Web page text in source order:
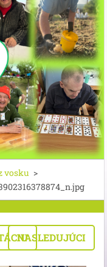
vosku >
NASLEDUJÚCI